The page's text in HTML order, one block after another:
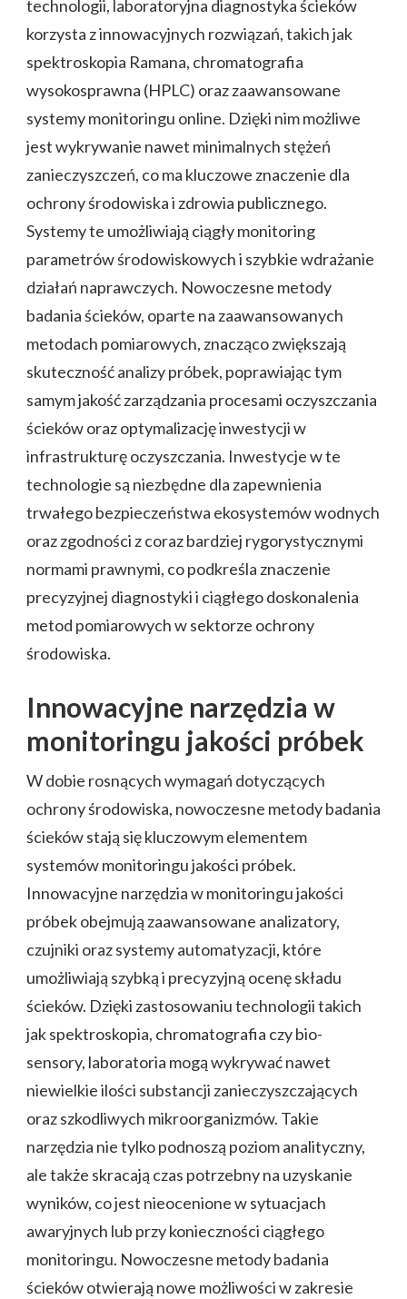
technologii, laboratoryjna diagnostyka ścieków
korzysta z innowacyjnych rozwiązań, takich jak
spektroskopia Ramana, chromatografia
wysokosprawna (HPLC) oraz zaawansowane
systemy monitoringu online. Dzięki nim możliwe
jest wykrywanie nawet minimalnych stężeń
zanieczyszczeń, co ma kluczowe znaczenie dla
ochrony środowiska i zdrowia publicznego.
Systemy te umożliwiają ciągły monitoring
parametrów środowiskowych i szybkie wdrażanie
działań naprawczych. Nowoczesne metody
badania ścieków, oparte na zaawansowanych
metodach pomiarowych, znacząco zwiększają
skuteczność analizy próbek, poprawiając tym
samym jakość zarządzania procesami oczyszczania
ścieków oraz optymalizację inwestycji w
infrastrukturę oczyszczania. Inwestycje w te
technologie są niezbędne dla zapewnienia
trwałego bezpieczeństwa ekosystemów wodnych
oraz zgodności z coraz bardziej rygorystycznymi
normami prawnymi, co podkreśla znaczenie
precyzyjnej diagnostyki i ciągłego doskonalenia
metod pomiarowych w sektorze ochrony
środowiska.
Innowacyjne narzędzia w
monitoringu jakości próbek
W dobie rosnących wymagań dotyczących
ochrony środowiska, nowoczesne metody badania
ścieków stają się kluczowym elementem
systemów monitoringu jakości próbek.
Innowacyjne narzędzia w monitoringu jakości
próbek obejmują zaawansowane analizatory,
czujniki oraz systemy automatyzacji, które
umożliwiają szybką i precyzyjną ocenę składu
ścieków. Dzięki zastosowaniu technologii takich
jak spektroskopia, chromatografia czy bio-
sensory, laboratoria mogą wykrywać nawet
niewielkie ilości substancji zanieczyszczających
oraz szkodliwych mikroorganizmów. Takie
narzędzia nie tylko podnoszą poziom analityczny,
ale także skracają czas potrzebny na uzyskanie
wyników, co jest nieocenione w sytuacjach
awaryjnych lub przy konieczności ciągłego
monitoringu. Nowoczesne metody badania
ścieków otwierają nowe możliwości w zakresie